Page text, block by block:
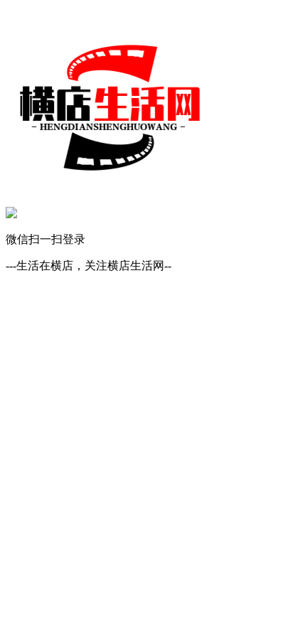
微信扫一扫登录
---生活在横店，关注横店生活网--